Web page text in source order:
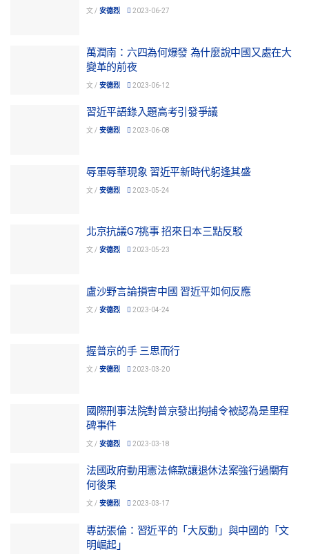
文 / 安德烈 2023-06-27
萬潤南：六四為何爆發 為什麼說中國又處在大
變革的前夜
文 / 安德烈 2023-06-12
習近平語錄入題高考引發爭議
文 / 安德烈 2023-06-08
辱軍辱華現象 習近平新時代躬逢其盛
文 / 安德烈 2023-05-24
北京抗議G7挑事 招來日本三點反駁
文 / 安德烈 2023-05-23
盧沙野言論損害中國 習近平如何反應
文 / 安德烈 2023-04-24
握普京的手 三思而行
文 / 安德烈 2023-03-20
國際刑事法院對普京發出拘捕令被認為是里程
碑事件
文 / 安德烈 2023-03-18
法國政府動用憲法條款讓退休法案強行過關有
何後果
文 / 安德烈 2023-03-17
專訪張倫：習近平的「大反動」與中國的「文
明崛起」